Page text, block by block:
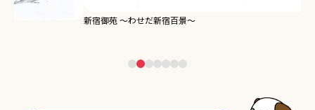
新宿御苑 ～わせだ新宿百景～